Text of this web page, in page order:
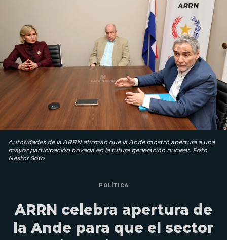
Autoridades de la ARRN afirman que la Ande mostró apertura a una
mayor participación privada en la futura generación nuclear. Foto
Néstor Soto
POLÍTICA
ARRN celebra apertura de
la Ande para que el sector